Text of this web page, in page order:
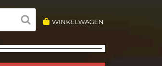
WINKELWAGEN